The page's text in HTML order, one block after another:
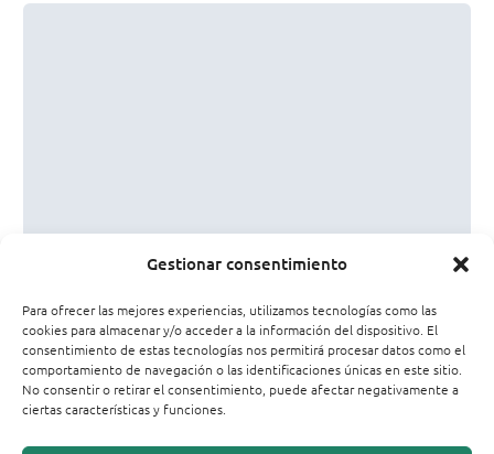
Gestionar consentimiento
Para ofrecer las mejores experiencias, utilizamos tecnologías como las
cookies para almacenar y/o acceder a la información del dispositivo. El
consentimiento de estas tecnologías nos permitirá procesar datos como el
comportamiento de navegación o las identificaciones únicas en este sitio.
No consentir o retirar el consentimiento, puede afectar negativamente a
ciertas características y funciones.
Correo
electrónico*
Web